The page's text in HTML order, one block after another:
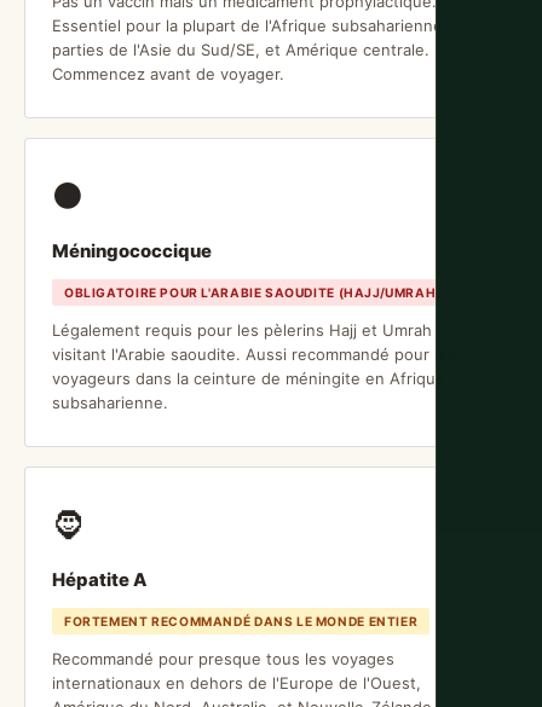
Essentiel pour la plupart de l'Afrique subsaharienne,
parties de l'Asie du Sud/SE, et Amérique centrale.
Commencez avant de voyager.
⚫
Méningococcique
OBLIGATOIRE POUR L'ARABIE SAOUDITE (HAJJ/UMRAH)
Légalement requis pour les pèlerins Hajj et Umrah
visitant l'Arabie saoudite. Aussi recommandé pour les
voyageurs dans la ceinture de méningite en Afrique
subsaharienne.
🧔
Hépatite A
FORTEMENT RECOMMANDÉ DANS LE MONDE ENTIER
Recommandé pour presque tous les voyages
internationaux en dehors de l'Europe de l'Ouest,